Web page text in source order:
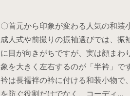
〇首元から印象が変わる人気の和装
成人式や前撮りの振袖選びでは、振
に目が向きがちですが、実は顔まわ
象を大きく左右するのが「半衿」で
衿は長襦袢の衿に付ける和装小物で
を防ぐ役割だけでなく、コーディ…